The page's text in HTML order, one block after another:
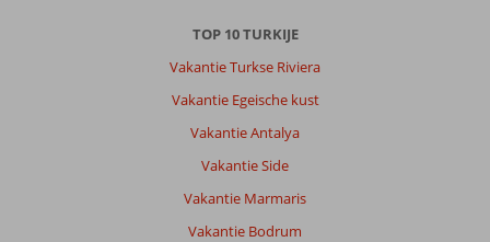
TOP 10 TURKIJE
Vakantie Turkse Riviera
Vakantie Egeische kust
Vakantie Antalya
Vakantie Side
Vakantie Marmaris
Vakantie Bodrum